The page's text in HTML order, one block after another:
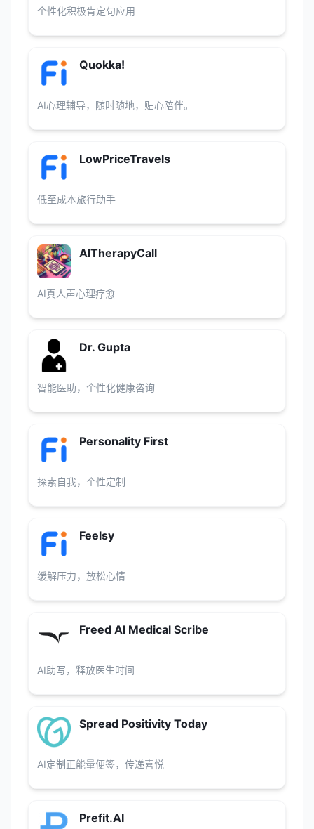
个性化积极肯定句应用
Quokka!
AI心理辅导，随时随地，贴心陪伴。
LowPriceTravels
低至成本旅行助手
AITherapyCall
AI真人声心理疗愈
Dr. Gupta
智能医助，个性化健康咨询
Personality First
探索自我，个性定制
Feelsy
缓解压力，放松心情
Freed AI Medical Scribe
AI助写，释放医生时间
Spread Positivity Today
AI定制正能量便签，传递喜悦
Prefit.AI